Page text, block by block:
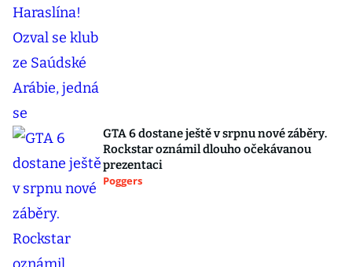
GTA 6 dostane ještě v srpnu nové záběry.
Rockstar oznámil dlouho očekávanou
prezentaci
Poggers